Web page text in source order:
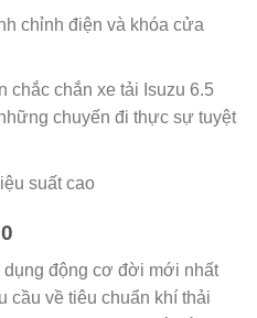
chỉnh điện và khóa cửa
chắc chắn xe tải Isuzu 6.5
chuyến đi thực sự tuyệt
suất cao
động cơ đời mới nhất
cầu về tiêu chuẩn khí thải